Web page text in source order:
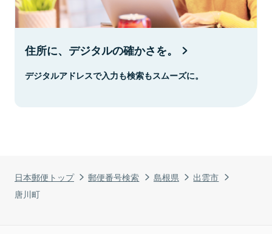
日本郵便トップ 郵便番号検索 島根県
出雲市
唐川町
住所に、デジタルの確かさを。
デジタルアドレスで入力も検索もスムーズに。